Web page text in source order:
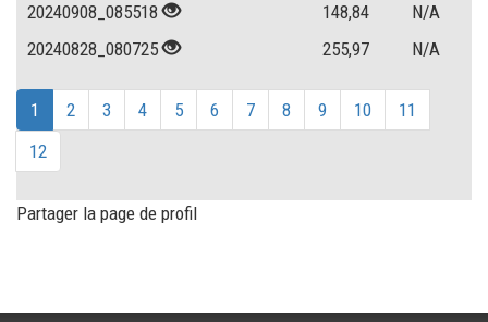
20240908_085518
148,84
N/A
20240828_080725
255,97 N/A
1 2 3 4 5 6 7 8 9 10
11
12
Partager la page de profil